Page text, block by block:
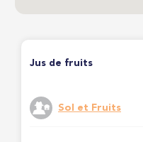
Jus de fruits
Sol et Fruits